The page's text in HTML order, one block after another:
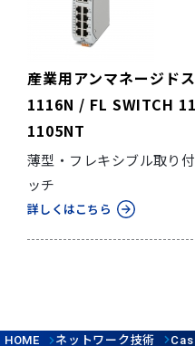
産業用アンマネージド
1116N / FL SWITCH
1105NT
薄型・フレキシブル取り
ッチ
詳しくはこちら
HOME ネットワーク技術